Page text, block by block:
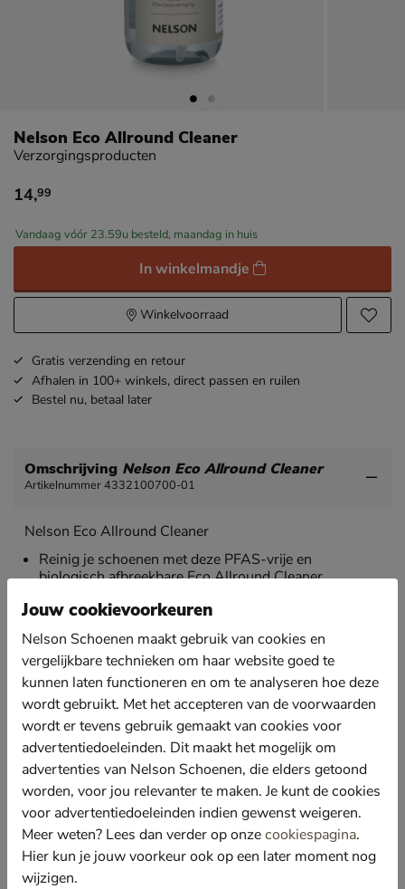
Nelson Eco Allround Cleaner
Verzorgingsproducten
€ 14,99
14,99
Vandaag vóór 23.59u besteld, maandag in huis
In winkelmandje
Winkelvoorraad
Gratis verzending en retour
Afhalen in 100+ winkels, direct passen en ruilen
Bestel nu, betaal later
Omschrijving Nelson Eco Allround Cleaner
Artikelnummer 4332100700-01
Nelson Eco Allround Cleaner
Reinig je schoenen met deze PFAS-vrije en
biologisch afbreekbare Eco Allround Cleaner.
Schudden voor gebruik. Spray de Allround Cleaner
op een schone borstel en wrijf de borstel over het
materiaal tot er schuim ontstaat. Pak een droge doek
en wrijf het schuim weg. Herhaal dit indien nodig.
Schoenen goed laten drogen en overtollig product
verwijderen.
Geschikt voor leersoorten en textiel. Niet te gebruiken
op metallic, lak en PU-coatings.
Inhoud: 150 ml.
Let op! Dit product kan niet worden geretourneerd.
Specificaties
Jouw cookievoorkeuren
Nelson Schoenen maakt gebruik van cookies en
vergelijkbare technieken om haar website goed te
kunnen laten functioneren en om te analyseren hoe deze
wordt gebruikt. Met het accepteren van de voorwaarden
wordt er tevens gebruik gemaakt van cookies voor
advertentiedoeleinden. Dit maakt het mogelijk om
advertenties van Nelson Schoenen, die elders getoond
worden, voor jou relevanter te maken. Je kunt de cookies
voor advertentiedoeleinden indien gewenst weigeren.
Meer weten? Lees dan verder op onzecookiespagina.
Hier kun je jouw voorkeur ook op een later moment nog
wijzigen.